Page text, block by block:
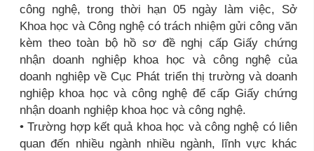
công nghệ, trong thời hạn 05 ngày làm việc, Sở
Khoa học và Công nghệ có trách nhiệm gửi công văn
kèm theo toàn bộ hồ sơ đề nghị cấp Giấy chứng
nhận doanh nghiệp khoa học và công nghệ của
doanh nghiệp về Cục Phát triển thị trường và doanh
nghiệp khoa học và công nghệ để cấp Giấy chứng
nhận doanh nghiệp khoa học và công nghệ.
• Trường hợp kết quả khoa học và công nghệ có liên
quan đến nhiều ngành nhiều ngành, lĩnh vực khác